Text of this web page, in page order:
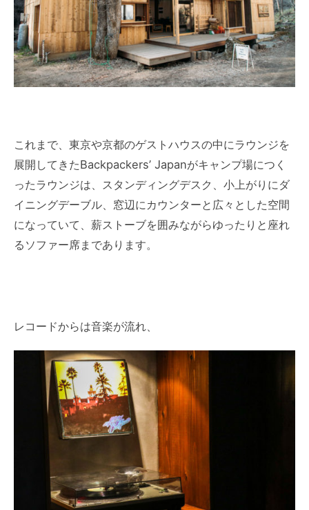
これまで、東京や京都のゲストハウスの中にラウンジを
展開してきたBackpackers’ Japanがキャンプ場につく
ったラウンジは、スタンディングデスク、小上がりにダ
イニングデーブル、窓辺にカウンターと広々とした空間
になっていて、薪ストーブを囲みながらゆったりと座れ
るソファー席まであります。
レコードからは音楽が流れ、